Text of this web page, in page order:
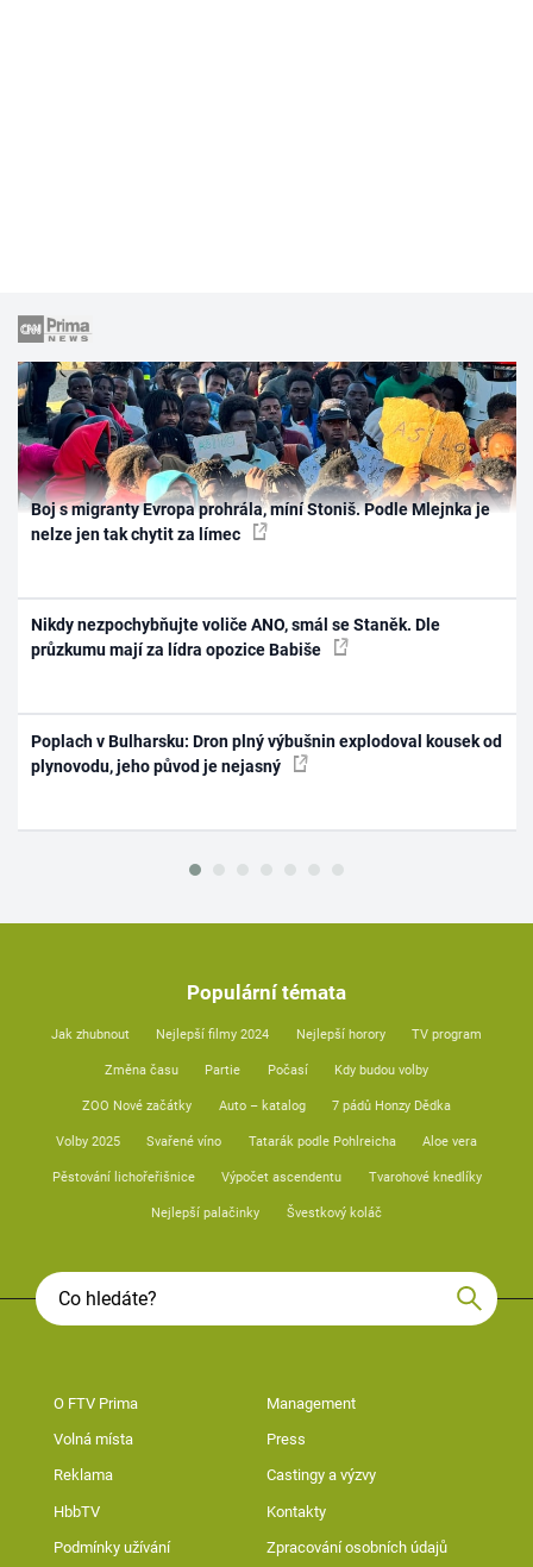
Boj s migranty Evropa prohrála, míní Stoniš. Podle Mlejnka je
nelze jen tak chytit za límec
Nikdy nezpochybňujte voliče ANO, smál se Staněk. Dle
průzkumu mají za lídra opozice Babiše
Poplach v Bulharsku: Dron plný výbušnin explodoval kousek od
plynovodu, jeho původ je nejasný
Populární témata
Jak zhubnout Nejlepší filmy 2024 Nejlepší horory TV program
Změna času Partie Počasí Kdy budou volby
ZOO Nové začátky Auto – katalog 7 pádů Honzy Dědka
Volby 2025 Svařené víno Tatarák podle Pohlreicha Aloe vera
Pěstování lichořeřišnice Výpočet ascendentu Tvarohové knedlíky
Nejlepší palačinky Švestkový koláč
O FTV Prima Management
Volná místa Press
Reklama Castingy a výzvy
HbbTV Kontakty
Podmínky užívání Zpracování osobních údajů